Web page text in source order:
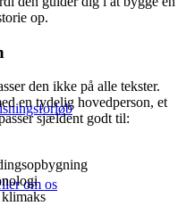
om os
op.
den ikke på alle tekster.
en tydelig hovedperson, et
sjældent godt til: